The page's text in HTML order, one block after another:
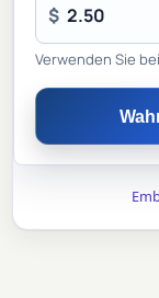
$
Verwenden Sie